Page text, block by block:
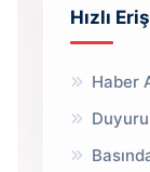
Hızlı
Haber